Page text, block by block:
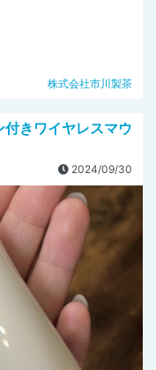
株式会社市川製茶
きワイヤレスマウ
2024/09/30